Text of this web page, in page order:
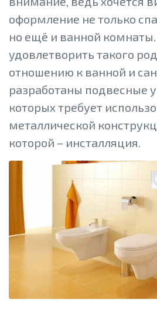
оформление не только
но ещё и ванной
удовлетворить такого
отношению к ванной и
разработаны подвесные
которых требует
металлической
которой – инсталляция.